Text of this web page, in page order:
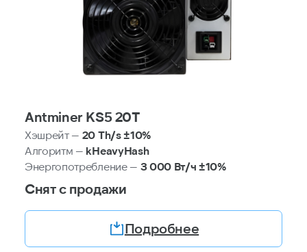
Antminer KS5 20T
Хэшрейт — 20 Th/s ±10%
Алгоритм — kHeavyHash
Энергопотребление — 3 000 Вт/ч ±10%
Снят с продажи
Подробнее